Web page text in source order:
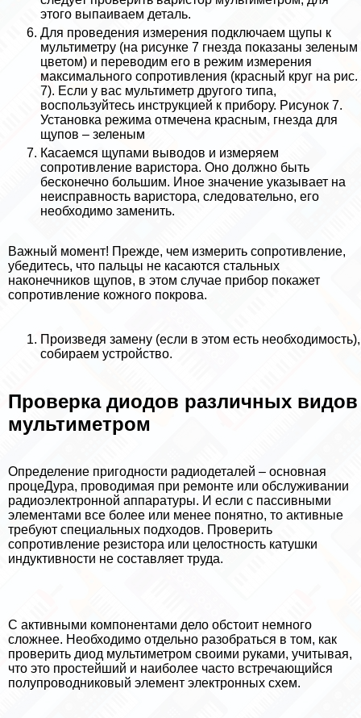
этого выпаиваем деталь.
Для проведения измерения подключаем щупы к
мультиметру (на рисунке 7 гнезда показаны зеленым
цветом) и переводим его в режим измерения
максимального сопротивления (красный круг на рис.
7). Если у вас мультиметр другого типа,
воспользуйтесь инструкцией к прибору. Рисунок 7.
Установка режима отмечена красным, гнезда для
щупов – зеленым
Касаемся щупами выводов и измеряем
сопротивление варистора. Оно должно быть
бесконечно большим. Иное значение указывает на
неисправность варистора, следовательно, его
необходимо заменить.
Важный момент! Прежде, чем измерить сопротивление,
убедитесь, что пальцы не касаются стальных
наконечников щупов, в этом случае прибор покажет
сопротивление кожного покрова.
Произведя замену (если в этом есть необходимость),
собираем устройство.
Проверка диодов различных видов
мультиметром
Определение пригодности радиодеталей – основная
процеДypa, проводимая при ремонте или обслуживании
радиоэлектронной аппаратуры. И если с пассивными
элементами все более или менее понятно, то активные
требуют специальных подходов. Проверить
сопротивление резистора или целостность катушки
индуктивности не составляет труда.
С активными компонентами дело обстоит немного
сложнее. Необходимо отдельно разобраться в том, как
проверить диод мультиметром своими руками, учитывая,
что это простейший и наиболее часто встречающийся
полупроводниковый элемент электронных схем.